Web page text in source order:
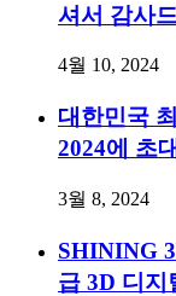
셔서 감사
4월 10, 2024
대한민국
2024에 초
3월 8, 2024
SHINING
급 3D 디지